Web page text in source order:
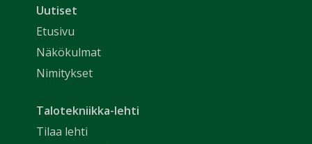
Uutiset
Etusivu
Näkökulmat
Nimitykset
Talotekniikka-lehti
Tilaa lehti